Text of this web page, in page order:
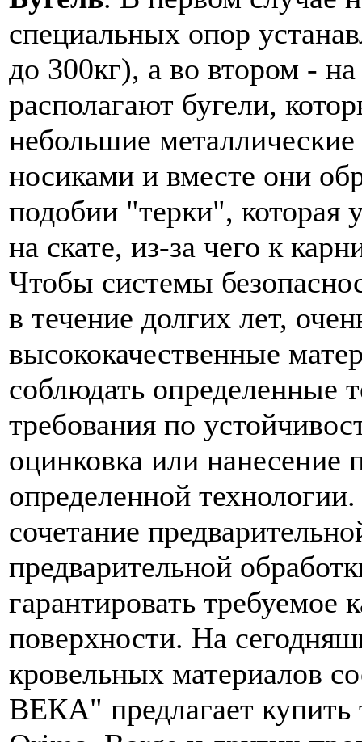
специальных опор
до 300кг), а во втором -
располагают бугели,
небольшие
носиками и вместе они
подобии "терки", которая
на скате, из-за чего к
Чтобы системы
в течение долгих лет,
высококачественные
соблюдать определенные
требования по
оцинковка или нанесение
определенной
сочетание
предварительной
гарантировать требуемое
поверхности. На
кровельных материалов
ВЕКА" предлагает купить